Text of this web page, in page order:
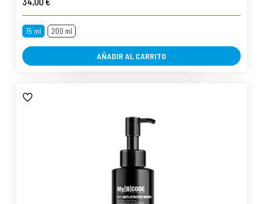
15 ml 200 ml
AÑADIR AL CARRITO